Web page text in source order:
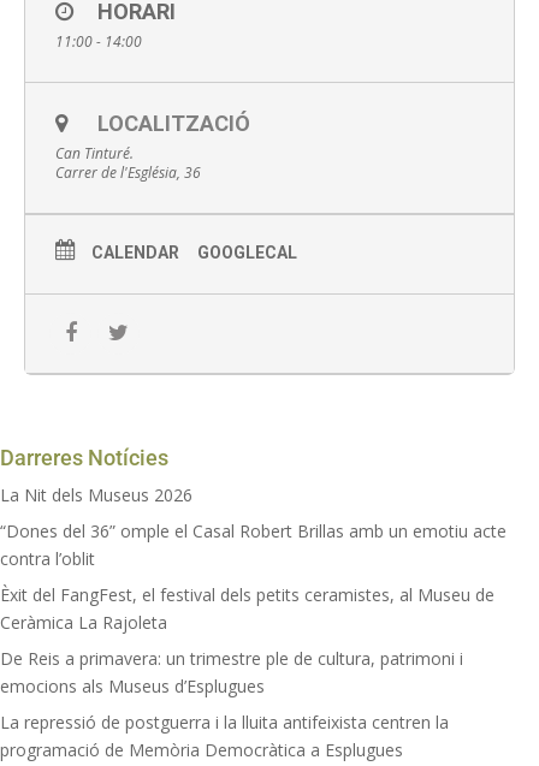
Preu: a partir de 3 euros .
descomptes
mascareta
Radiogues amb auriculars d’un sol us per garantir la
distància de seguretat.
Higiene de mans
Programació subjecte a possibles modificacions a causa de la
situació epidemiològica
HORARI
11:00 - 14:00
LOCALITZACIÓ
Can Tinturé.
Carrer de l'Església, 36
CALENDAR GOOGLECAL
Darreres Notícies
La Nit dels Museus 2026
“Dones del 36” omple el Casal Robert Brillas amb un emotiu acte
contra l’oblit
Èxit del FangFest, el festival dels petits ceramistes, al Museu de
Ceràmica La Rajoleta
De Reis a primavera: un trimestre ple de cultura, patrimoni i
emocions als Museus d’Esplugues
La repressió de postguerra i la lluita antifeixista centren la
programació de Memòria Democràtica a Esplugues